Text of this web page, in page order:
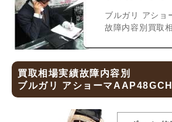
ブルガリ アショ
故障内容別買取
買取相場実績故障内容別
ブルガリ アショーマ